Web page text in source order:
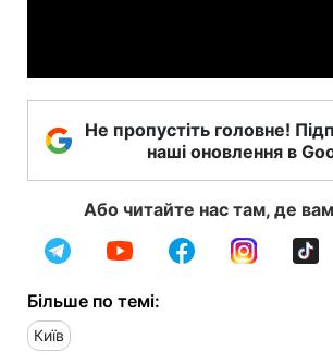
Не пропустіть головне!
наші оновлення в
Або читайте нас там, де
Більше по темі:
Київ